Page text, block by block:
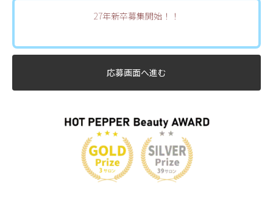
27年新卒募集開始！！
応募画面へ進む